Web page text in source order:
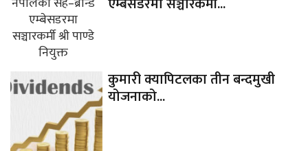
कुमारी क्यापिटलका तीन बन्दमुखी
योजनाको...